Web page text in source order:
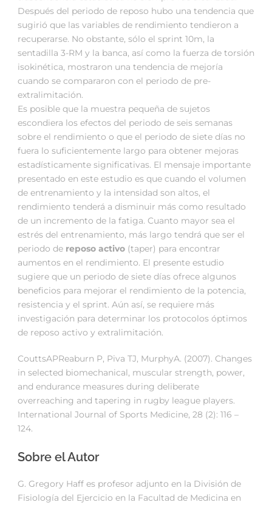
Después del periodo de reposo hubo una tendencia que
sugirió que las variables de rendimiento tendieron a
recuperarse. No obstante, sólo el sprint 10m, la
sentadilla 3-RM y la banca, así como la fuerza de torsión
isokinética, mostraron una tendencia de mejoría
cuando se compararon con el periodo de pre-
extralimitación.
Es posible que la muestra pequeña de sujetos
escondiera los efectos del periodo de seis semanas
sobre el rendimiento o que el periodo de siete días no
fuera lo suficientemente largo para obtener mejoras
estadísticamente significativas. El mensaje importante
presentado en este estudio es que cuando el volumen
de entrenamiento y la intensidad son altos, el
rendimiento tenderá a disminuir más como resultado
de un incremento de la fatiga. Cuanto mayor sea el
estrés del entrenamiento, más largo tendrá que ser el
periodo de reposo activo (taper) para encontrar
aumentos en el rendimiento. El presente estudio
sugiere que un periodo de siete días ofrece algunos
beneficios para mejorar el rendimiento de la potencia,
resistencia y el sprint. Aún así, se requiere más
investigación para determinar los protocolos óptimos
de reposo activo y extralimitación.
CouttsAPReaburn P, Piva TJ, MurphyA. (2007). Changes
in selected biomechanical, muscular strength, power,
and endurance measures during deliberate
overreaching and tapering in rugby league players.
International Journal of Sports Medicine, 28 (2): 116 –
124.
Sobre el Autor
G. Gregory Haff es profesor adjunto en la División de
Fisiología del Ejercicio en la Facultad de Medicina en